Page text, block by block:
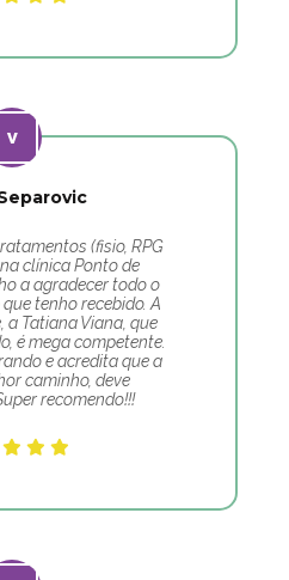
(fisio, RPG
clínica Ponto de
a agradecer todo o
tenho recebido. A
a Tatiana Viana, que
é mega competente.
e acredita que a
caminho, deve
recomendo!!!